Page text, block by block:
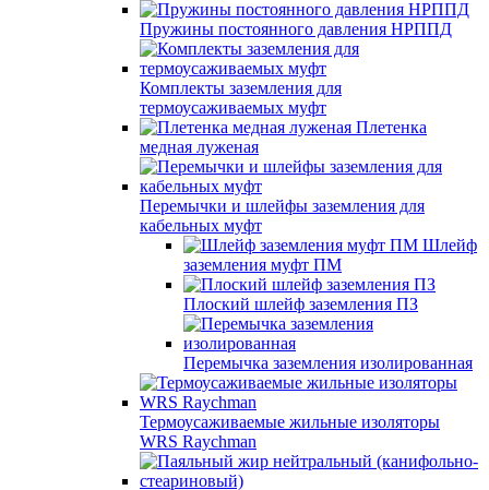
Пружины постоянного давления НРППД
Комплекты заземления для
термоусаживаемых муфт
Плетенка
медная луженая
Перемычки и шлейфы заземления для
кабельных муфт
Шлейф
заземления муфт ПМ
Плоский шлейф заземления ПЗ
Перемычка заземления изолированная
Термоусаживаемые жильные изоляторы
WRS Raychman